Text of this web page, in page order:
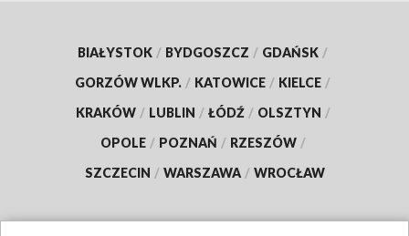
BIAŁYSTOK / BYDGOSZCZ / GDAŃSK /
GORZÓW WLKP. / KATOWICE / KIELCE /
KRAKÓW / LUBLIN / ŁÓDŹ / OLSZTYN /
OPOLE / POZNAŃ / RZESZÓW /
SZCZECIN / WARSZAWA / WROCŁAW